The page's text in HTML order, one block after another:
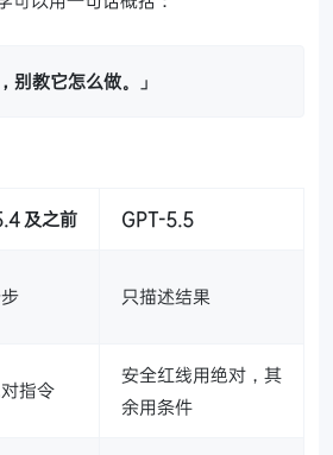
别教它怎么做。」
及之前 GPT-5.5
只描述结果
指令
安全红线用绝对，其
余用条件